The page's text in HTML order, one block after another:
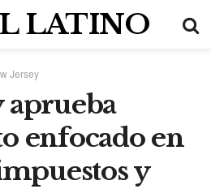
LATINO
Jersey
aprueba
enfocado en
y